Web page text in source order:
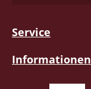
Service
Informationen